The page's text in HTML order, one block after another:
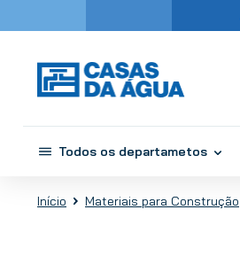
Todos os departametos
Materiais para Construção